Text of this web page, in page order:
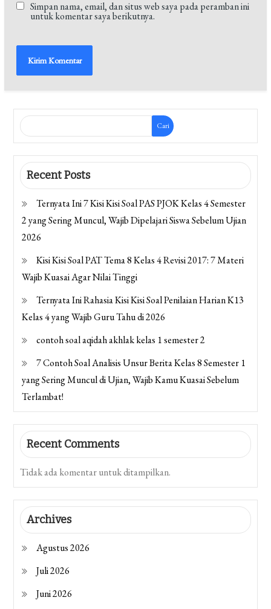
Simpan nama, email, dan situs web saya pada peramban ini
untuk komentar saya berikutnya.
Cari
Recent Posts
Ternyata Ini 7 Kisi Kisi Soal PAS PJOK Kelas 4 Semester
2 yang Sering Muncul, Wajib Dipelajari Siswa Sebelum Ujian
2026
Kisi Kisi Soal PAT Tema 8 Kelas 4 Revisi 2017: 7 Materi
Wajib Kuasai Agar Nilai Tinggi
Ternyata Ini Rahasia Kisi Kisi Soal Penilaian Harian K13
Kelas 4 yang Wajib Guru Tahu di 2026
contoh soal aqidah akhlak kelas 1 semester 2
7 Contoh Soal Analisis Unsur Berita Kelas 8 Semester 1
yang Sering Muncul di Ujian, Wajib Kamu Kuasai Sebelum
Terlambat!
Recent Comments
Tidak ada komentar untuk ditampilkan.
Archives
Agustus 2026
Juli 2026
Juni 2026